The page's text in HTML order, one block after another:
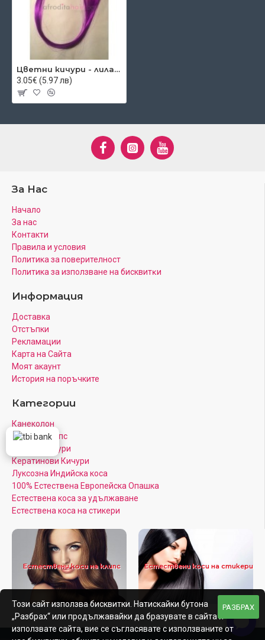
Цветни кичури - лилаво
3.05€ (5.97 лв)
За Нас
Начало
За нас
Контакти
Правила и условия
Политика за поверителност
Πoлитика зa изпoлзвaнe нa бисквитĸи
Информация
Доставка
Отстъпки
Рекламации
Карта на Сайта
Моят акаунт
История на поръчките
Категории
Канеколон
Коса на Клипс
Цветни Кичури
Кератинови Кичури
Луксозна Индийска коса
100% Естествена Европейска Опашка
Естествена коса за удължаване
Естествена коса на стикери
Естествени коси на клипс Естествени коси на стикери
РАЗБРАХ
Този сайт използва бисквитки. Натискайки бутона
„Разбрах“ или продължавайки да бразувате в сайта и
използвате сайта, вие се съгласявате с използваните от